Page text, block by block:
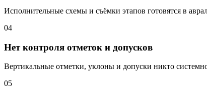
Исполнительные схемы и съёмки этапов готовятся в
04
Нет контроля отметок и допусков
Вертикальные отметки, уклоны и допуски никто
05